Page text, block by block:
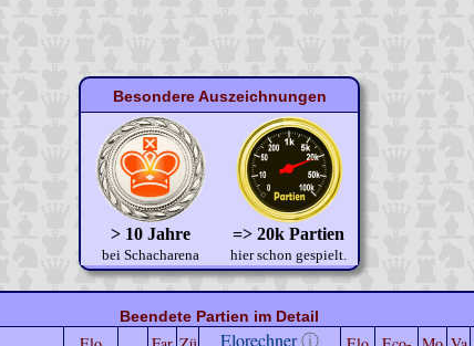
Besondere Auszeichnungen
> 10 Jahre
bei Schacharena
=> 20k Partien
hier schon gespielt.
Beendete Partien im Detail
Elorechnerⓘ